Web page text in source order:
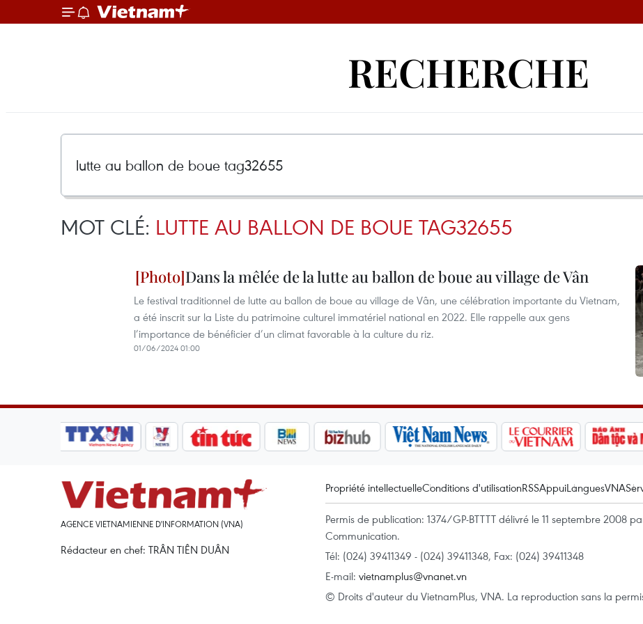
RECHERCHE
MOT CLÉ: LUTTE AU BALLON DE BOUE TAG32655
Dans la mêlée de la lutte au ballon de boue au village de Vân
Le festival traditionnel de lutte au ballon de boue au village de Vân, une célébration importante du Vietnam,
a été inscrit sur la Liste du patrimoine culturel immatériel national en 2022. Elle rappelle aux gens
l’importance de bénéficier d’un climat favorable à la culture du riz.
01/06/2024 01:00
AGENCE VIETNAMIENNE D'INFORMATION (VNA)
Rédacteur en chef: TRÂN TIÊN DUÂN
Propriété intellectuelleConditions d'utilisationRSSAppuiLanguesVNA
Permis de publication: 1374/GP-BTTTT délivré le 11 septembre 2008
Communication.
Tél: (024) 39411349 - (024) 39411348, Fax: (024) 39411348
E-mail: vietnamplus@vnanet.vn
© Droits d'auteur du VietnamPlus, VNA. La reproduction sans la